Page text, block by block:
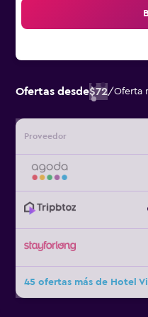
Ofertas desde$72/Oferta
Proveedor